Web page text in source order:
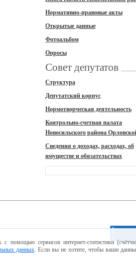
Нормативно-правовые акты
Открытые данные
Фотоальбом
Опросы
Совет депутатов
Структура
Депутатский корпус
Нормотворческая деятельность
Контрольно-счетная палата
Новосильского района
Сведения о доходах, расходах, об
имуществе и обязательствах
помощью сервисов интернет-статистики
данных. Если вы не хотите, чтобы ваши